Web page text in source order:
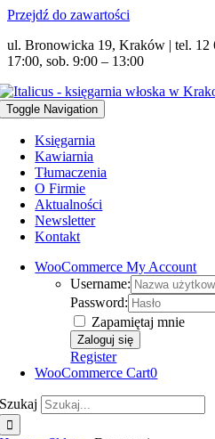
Przejdź do zawartości
ul. Bronowicka 19, Kraków | tel. 12
17:00, sob. 9:00 – 13:00
Toggle Navigation
Księgarnia
Kawiarnia
Tłumaczenia
O Firmie
Aktualności
Newsletter
Kontakt
WooCommerce My Account
Username:
Password:
Zapamiętaj mnie
Register
WooCommerce Cart0
Szukaj